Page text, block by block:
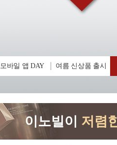
모바일 앱 DAY 여름 신상품 출시
이노빌이 저렴